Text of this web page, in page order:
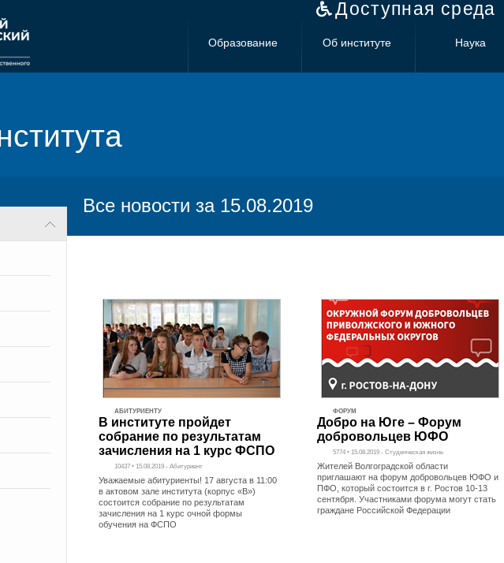
Доступная среда
Образование Об институте Наука
Все новости за 15.08.2019
АБИТУРИЕНТУ
В институте пройдет
собрание по результатам
зачисления на 1 курс ФСПО
10437 • 15.08.2019 - Абитуриент
Уважаемые абитуриенты! 17 августа в 11:00
в актовом зале института (корпус «В»)
состоится собрание по результатам
зачисления на 1 курс очной формы
обучения на ФСПО
ФОРУМ
Добро на Юге – Форум
добровольцев ЮФО
5774 • 15.08.2019 - Студенческая жизнь
Жителей Волгоградской области
приглашают на форум добровольцев ЮФО и
ПФО, который состоится в г. Ростов 10-13
сентября. Участниками форума могут стать
граждане Российской Федерации